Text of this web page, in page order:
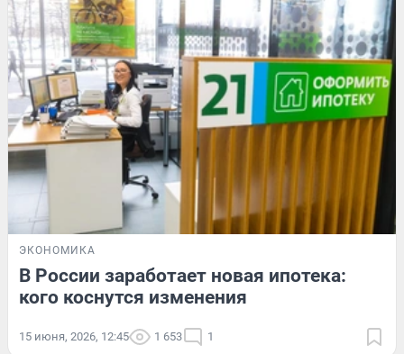
ЭКОНОМИКА
В России заработает новая ипотека:
кого коснутся изменения
15 июня, 2026, 12:45 1 653 1